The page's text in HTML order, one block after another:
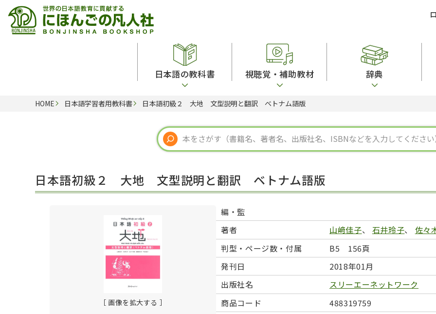
日本語の教科書
留学生向け専門分野
子ども向け
文法
発音・聴解
作文
練習問題
日本語能力試験対策
日本留学試験対
日本語学習関連副読本
定期刊行物
視聴覚・補助教材
カード・ゲーム・絵教材
絵本・子ども向け補助 図表
辞典
スペイン語辞典
中国語辞典
ドイツ語辞典
ポルトガル語辞典
ロシア語辞典
語学・文法辞典
表現・用字用語辞典 比較文化辞典
語彙・意味
文章・談話・表現
表記
言語学
多言語社会・言語政策
言語の諸相
アカデミック・
HOME 日本語学習者用教科書 日本語初級２ 大地 文型説明と翻訳 ベトナム語版
日本語初級２ 大地 文型説明と翻訳 ベトナム語版
［ 画像を拡大する ］
編・監
著者
山﨑佳子、 石井玲子、 佐々
判型・ページ数・付属
B5 156頁
発刊日
2018年01月
出版社名
スリーエーネットワーク
商品コード
488319759